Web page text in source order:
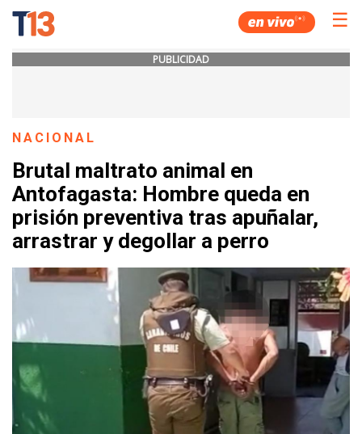
☰
PUBLICIDAD
NACIONAL
Brutal maltrato animal en
Antofagasta: Hombre queda en
prisión preventiva tras apuñalar,
arrastrar y degollar a perro